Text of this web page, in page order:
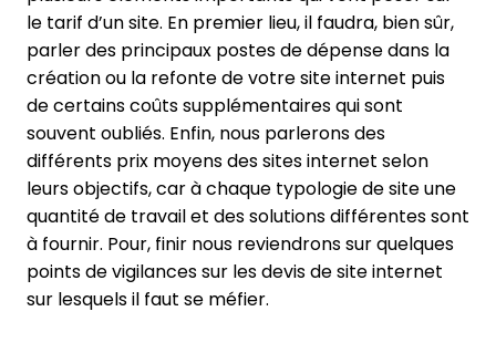
le tarif d’un site. En premier lieu, il faudra, bien sûr,
parler des principaux postes de dépense dans la
création ou la refonte de votre site internet puis
de certains coûts supplémentaires qui sont
souvent oubliés. Enfin, nous parlerons des
différents prix moyens des sites internet selon
leurs objectifs, car à chaque typologie de site une
quantité de travail et des solutions différentes sont
à fournir. Pour, finir nous reviendrons sur quelques
points de vigilances sur les devis de site internet
sur lesquels il faut se méfier.